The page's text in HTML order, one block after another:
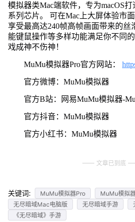
模拟器类Mac端软件，专为macOS
系列芯片。 可在Mac上大屏体验市
享受最高达240帧高帧画面带来的丝
能键鼠操作等多样功能满足你不同
戏成神不伤神！
MuMu模拟器Pro官方网站：
官方微博：MuMu模拟器
官方B站：网易MuMu模拟器-
官方抖音：MuMu模拟器
官方小红书：MuMu模拟器
文章已到底
关键词: MuMu模拟器Pro MuMu模拟
无尽暗域Mac电脑版
无尽暗域手游
《无尽暗域》手游